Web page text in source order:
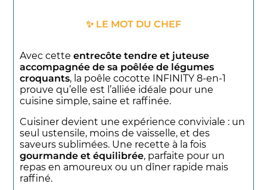
✨ LE MOT DU CHEF
Avec cetteentrecôte tendre et juteuse
accompagnée de sa poêlée de légumes
croquants, la poêle cocotte INFINITY 8-en-1
prouve qu’elle est l’alliée idéale pour une
cuisine simple, saine et raffinée.
Cuisiner devient une expérience conviviale : un
seul ustensile, moins de vaisselle, et des
saveurs sublimées. Une recette à la fois
gourmande et équilibrée, parfaite pour un
repas en amoureux ou un dîner rapide mais
raffiné.